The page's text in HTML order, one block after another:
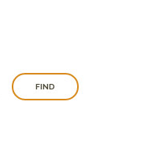
FIND